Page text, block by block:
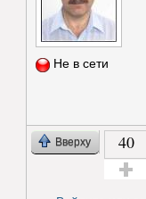
Не в сети
Вверху 40